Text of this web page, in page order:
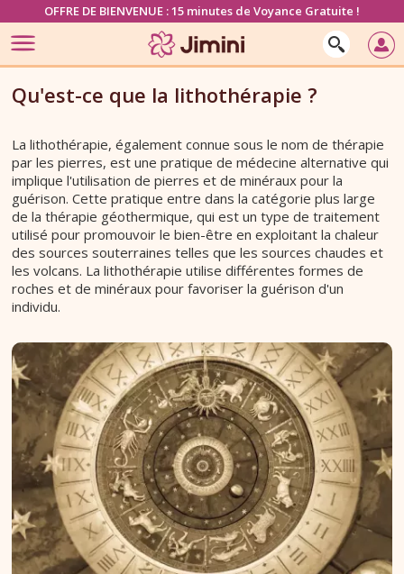
OFFRE DE BIENVENUE : 15 minutes de Voyance Gratuite !
Qu'est-ce que la lithothérapie ?
La lithothérapie, également connue sous le nom de thérapie
par les pierres, est une pratique de médecine alternative qui
implique l'utilisation de pierres et de minéraux pour la
guérison. Cette pratique entre dans la catégorie plus large
de la thérapie géothermique, qui est un type de traitement
utilisé pour promouvoir le bien-être en exploitant la chaleur
des sources souterraines telles que les sources chaudes et
les volcans. La lithothérapie utilise différentes formes de
roches et de minéraux pour favoriser la guérison d'un
individu.